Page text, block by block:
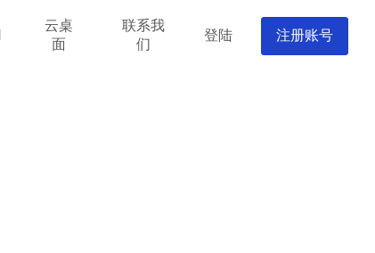
云桌
面
联系我
们
登陆 注册账号